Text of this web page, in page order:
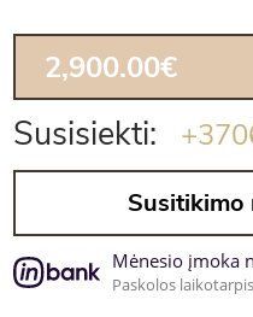
2,900.00€
Susisiekti:
Susitikimo
Mėnesio įmoka
Paskolos